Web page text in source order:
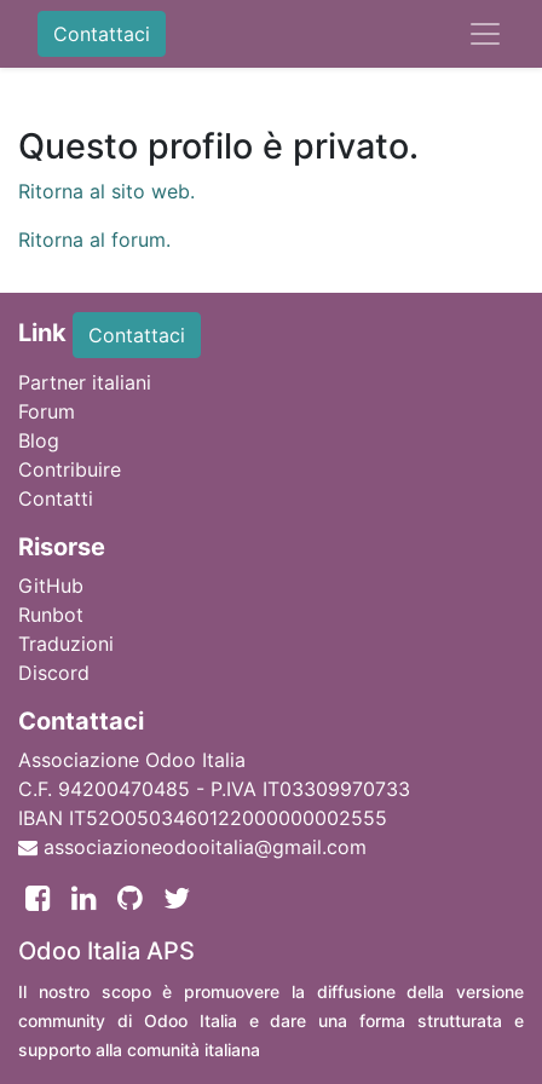
Contattaci
Questo profilo è privato.
Ritorna al sito web.
Ritorna al forum.
Link
Contattaci
Partner italiani
Forum
Blog
Contribuire
Contatti
Risorse
GitHub
Runbot
Traduzioni
Discord
Contattaci
Associazione Odoo Italia
C.F. 94200470485 - P.IVA IT03309970733
IBAN IT52O0503460122000000002555
associazioneodooitalia@gmail.com
Odoo Italia APS
Il nostro scopo è promuovere la diffusione della versione
community di Odoo Italia e dare una forma strutturata e
supporto alla comunità italiana